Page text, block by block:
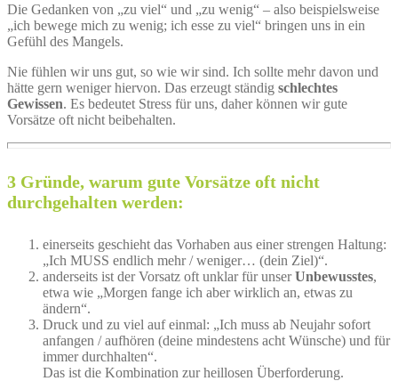
Die Gedanken von „zu viel“ und „zu wenig“ – also beispielsweise
„ich bewege mich zu wenig; ich esse zu viel“ bringen uns in ein
Gefühl des Mangels.
Nie fühlen wir uns gut, so wie wir sind. Ich sollte mehr davon und
hätte gern weniger hiervon. Das erzeugt ständig schlechtes
Gewissen. Es bedeutet Stress für uns, daher können wir gute
Vorsätze oft nicht beibehalten.
3 Gründe, warum gute Vorsätze oft nicht
durchgehalten werden:
einerseits geschieht das Vorhaben aus einer strengen Haltung:
„Ich MUSS endlich mehr / weniger… (dein Ziel)“.
anderseits ist der Vorsatz oft unklar für unserUnbewusstes,
etwa wie „Morgen fange ich aber wirklich an, etwas zu
ändern“.
Druck und zu viel auf einmal: „Ich muss ab Neujahr sofort
anfangen / aufhören (deine mindestens acht Wünsche) und für
immer durchhalten“.
Das ist die Kombination zur heillosen Überforderung.